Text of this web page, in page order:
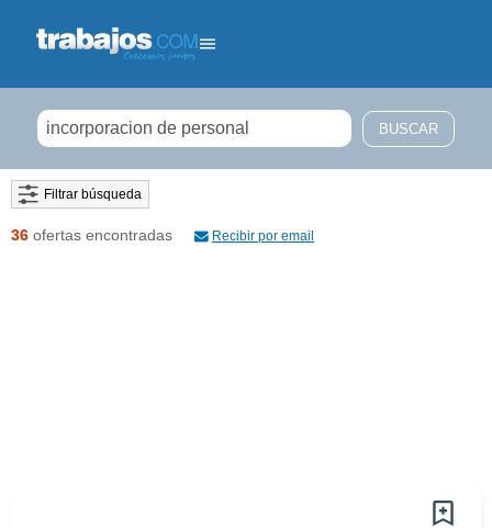
Filtrar búsqueda
36 ofertas encontradas Recibir por email